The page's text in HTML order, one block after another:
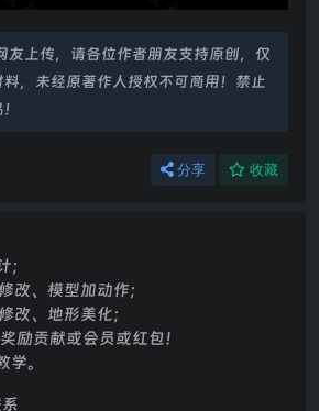
友上传，请各位作者朋友支持原创，仅
，未经原著作人授权不可商用！禁止
分享 收藏
；
改、模型加动作；
改、地形美化；
励贡献或会员或红包！
学。